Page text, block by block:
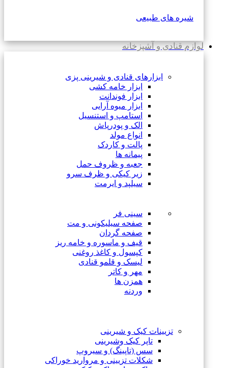
شیره های طبیعی
لوازم قنادی و آشپزخانه
ابزارهای قنادی و شیرینی پزی
ابزار خامه کشی
ابزار فوندانت
ابزار میوه آرایی
استامپ و استنسیل
الک و پودرپاش
انواع مولد
پالت و کاردک
پیمانه ها
جعبه و ظروف حمل
زیر کیکی و ظرف سرو
سیلپد و ایرمت
سینی فر
صفحه سیلیکونی و مت
صفحه گردان
قیف و ماسوره و خامه ریز
کپسول و کاغذ روغنی
لیسک و قلمو قنادی
مهر و کاتر
همزن ها
وردنه
تزیینات کیک و شیرینی
تاپر کیک وشیرینی
سس (تاپینگ) و سیروپ
شکلات تزیینی و مروارید خوراکی